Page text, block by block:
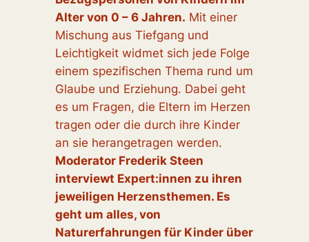
Alter von 0 – 6 Jahren. Mit einer
Mischung aus Tiefgang und
Leichtigkeit widmet sich jede Folge
einem spezifischen Thema rund um
Glaube und Erziehung. Dabei geht
es um Fragen, die Eltern im Herzen
tragen oder die durch ihre Kinder
an sie herangetragen werden.
Moderator Frederik Steen
interviewt Expert:innen zu ihren
jeweiligen Herzensthemen. Es
geht um alles, von
Naturerfahrungen für Kinder über